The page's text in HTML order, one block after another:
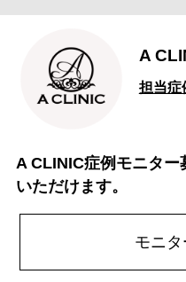
A
担当症
A CLINIC症例モニター
いただけます。
モニ